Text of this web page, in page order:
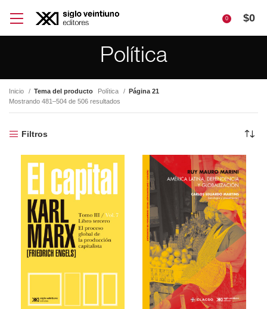
0 $0
Política
Inicio Tema del producto Política
Página 21
Mostrando 481–504 de 506 resultados
Filtros